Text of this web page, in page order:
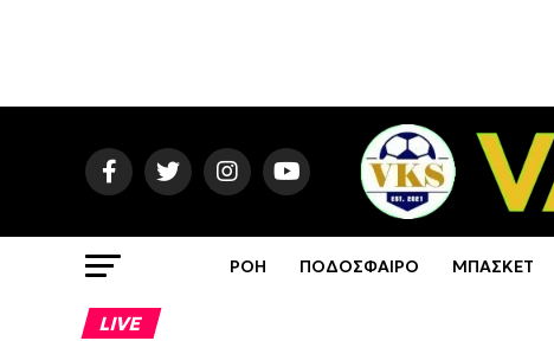
ΡΟΗ ΠΟΔΟΣΦΑΙΡΟ ΜΠΑΣΚΕΤ
LIVE